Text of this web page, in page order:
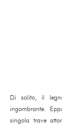
Di solito, il
ingombrante.
singola trave